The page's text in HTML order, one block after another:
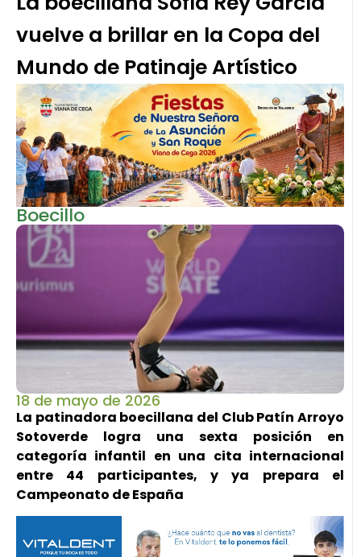
vuelve a brillar en la Copa del
Mundo de Patinaje Artístico
Boecillo
18 de mayo de 2026
La patinadora boecillana del Club Patín Arroyo
Sotoverde logra una sexta posición en
categoría infantil en una cita internacional
entre 44 participantes, y ya prepara el
Campeonato de España